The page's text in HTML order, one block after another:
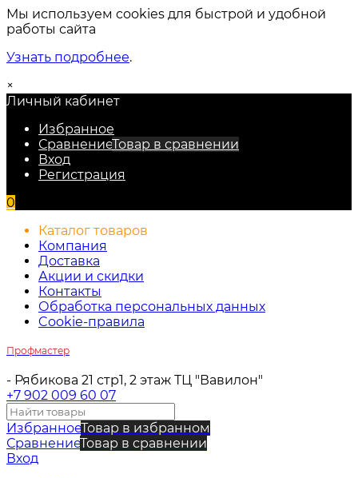
Мы используем cookies для быстрой и удобной
работы сайта
Узнать подробнее.
×
Личный кабинет
Избранное
СравнениеТовар в сравнении
Вход
Регистрация
0
Каталог товаров
Компания
Доставка
Акции и скидки
Контакты
Обработка персональных данных
Cookie-правила
Профмастер
- Рябикова 21 стр1, 2 этаж ТЦ "Вавилон"
+7 902 009 60 07
ИзбранноеТовар в избранном
СравнениеТовар в сравнении
Вход